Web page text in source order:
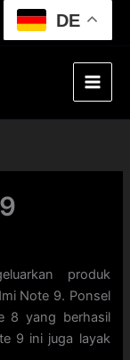
DE
produk
Note 9. Ponsel
8 yang berhasil
9 ini juga layak